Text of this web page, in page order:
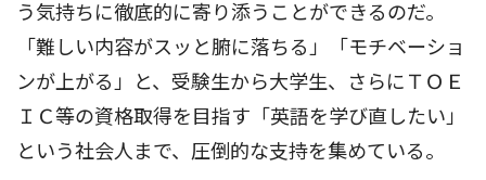
う気持ちに徹底的に寄り添うことができるのだ。
「難しい内容がスッと腑に落ちる」「モチベーショ
ンが上がる」と、受験生から大学生、さらにＴＯＥ
ＩＣ等の資格取得を目指す「英語を学び直したい」
という社会人まで、圧倒的な支持を集めている。